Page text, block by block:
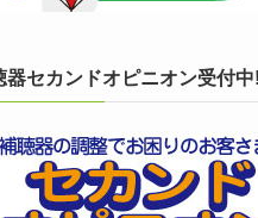
器セカンドオピニオン受付中